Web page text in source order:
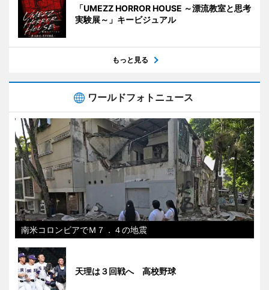
「UMEZZ HORROR HOUSE ～漂流教室と思考
実験展～」キービジュアル
もっと見る
ワールドフォトニュース
南米コロンビアでＭ７．４の地震
天理は３回戦へ 高校野球